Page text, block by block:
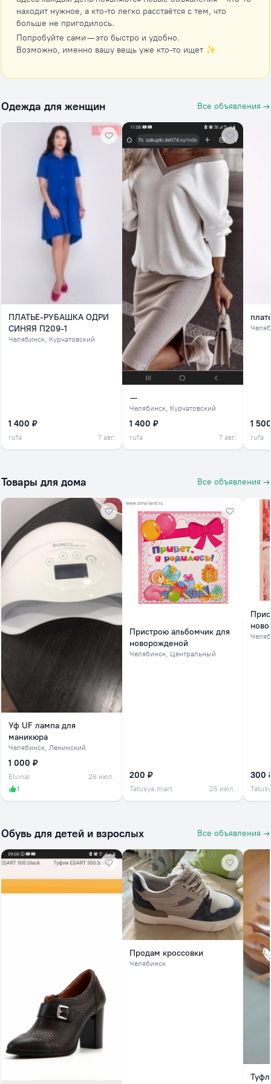
находит нужное, а кто-то легко расстаётся с тем, что
больше не пригодилось.
Попробуйте сами — это быстро и удобно.
Возможно, именно вашу вещь уже кто-то ищет ✨
Одежда для женщин Все объявления →
ПЛАТЬЕ-РУБАШКА ОДРИ
СИНЯЯ П209-1
Челябинск , Курчатовский
1 400 ₽
rufa 7 авг.
—
Челябинск, Курчатовский
1 400 ₽
rufa 7 авг.
1
rufa
Товары для дома Все объявления →
Уф UF лампа для
маникюра
Челябинск, Ленинский
1 000 ₽
ElvinaI
26 июл.
1
Пристрою альбомчик для
новорожденой
Челябинск, Центральный
200 ₽
Tatusya.mart 25 июл.
300
Обувь для детей и взрослых Все объявления →
Продам кроссовки
Челябинск